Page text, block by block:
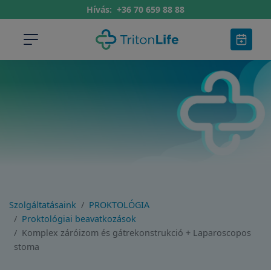
Hívás: +36 70 659 88 88
Szolgáltatásaink
PROKTOLÓGIA
Proktológiai beavatkozások
Komplex záróizom és gátrekonstrukció + Laparoscopos
stoma